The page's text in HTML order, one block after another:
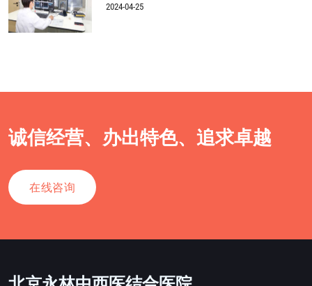
2024-04-25
诚信经营、办出特色、追求卓越
在线咨询